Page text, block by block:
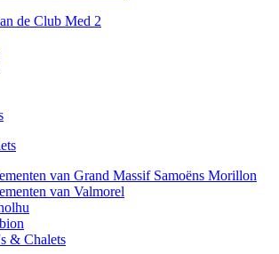
de Club Med 2
van Grand Massif Samoëns Morillon
van Valmorel
& Chalets